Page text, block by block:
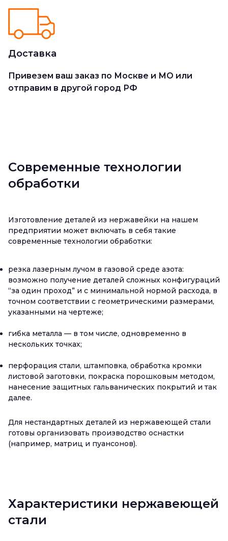
Доставка
Привезем ваш заказ по Москве и МО или
отправим в другой город РФ
Современные технологии
обработки
Изготовление деталей из нержавейки на нашем
предприятии может включать в себя такие
современные технологии обработки:
резка лазерным лучом в газовой среде азота:
возможно получение деталей сложных конфигураций
“за один проход” и с минимальной нормой расхода, в
точном соответствии с геометрическими размерами,
указанными на чертеже;
гибка металла — в том числе, одновременно в
нескольких точках;
перфорация стали, штамповка, обработка кромки
листовой заготовки, покраска порошковым методом,
нанесение защитных гальванических покрытий и так
далее.
Для нестандартных деталей из нержавеющей стали
готовы организовать производство оснастки
(например, матриц и пуансонов).
Характеристики нержавеющей
стали